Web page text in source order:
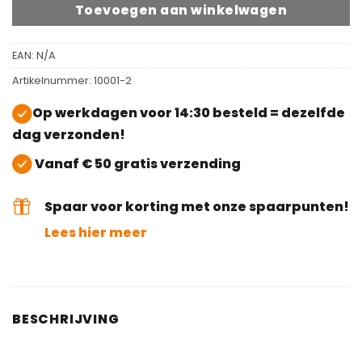
Toevoegen aan winkelwagen
EAN: N/A
Artikelnummer: 10001-2
Op werkdagen voor 14:30 besteld = dezelfde
dag verzonden!
Vanaf € 50 gratis verzending
Spaar voor korting met onze spaarpunten!
Lees hier meer
BESCHRIJVING